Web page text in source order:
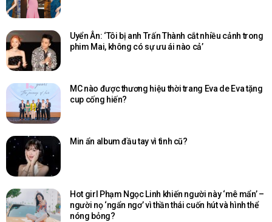
Uyển Ân: ‘Tôi bị anh Trấn Thành cắt nhiều cảnh trong
phim Mai, không có sự ưu ái nào cả’
MC nào được thương hiệu thời trang Eva de Eva tặng
cup cống hiến?
Min ẩn album đầu tay vì tình cũ?
Hot girl Phạm Ngọc Linh khiến người này ‘mê mẩn’ –
người nọ ‘ngẩn ngơ’ vì thần thái cuốn hút và hình thể
nóng bỏng?